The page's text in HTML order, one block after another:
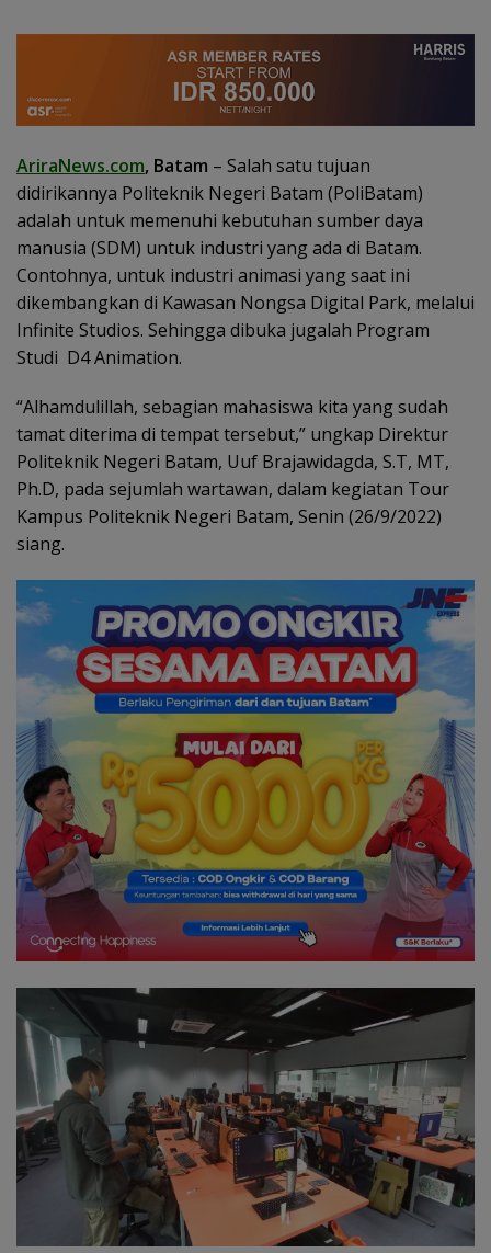
AriraNews.com, Batam – Salah satu tujuan
didirikannya Politeknik Negeri Batam (PoliBatam)
adalah untuk memenuhi kebutuhan sumber daya
manusia (SDM) untuk industri yang ada di Batam.
Contohnya, untuk industri animasi yang saat ini
dikembangkan di Kawasan Nongsa Digital Park, melalui
Infinite Studios. Sehingga dibuka jugalah Program
Studi D4 Animation.
“Alhamdulillah, sebagian mahasiswa kita yang sudah
tamat diterima di tempat tersebut,” ungkap Direktur
Politeknik Negeri Batam, Uuf Brajawidagda, S.T, MT,
Ph.D, pada sejumlah wartawan, dalam kegiatan Tour
Kampus Politeknik Negeri Batam, Senin (26/9/2022)
siang.